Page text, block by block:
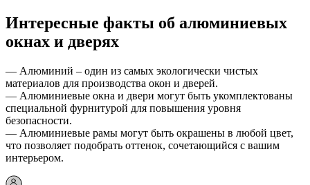
Интересные факты об алюминиевых
окнах и дверях
— Алюминий – один из самых экологически чистых
материалов для производства окон и дверей.
— Алюминиевые окна и двери могут быть укомплектованы
специальной фурнитурой для повышения уровня
безопасности.
— Алюминиевые рамы могут быть окрашены в любой цвет,
что позволяет подобрать оттенок, сочетающийся с вашим
интерьером.